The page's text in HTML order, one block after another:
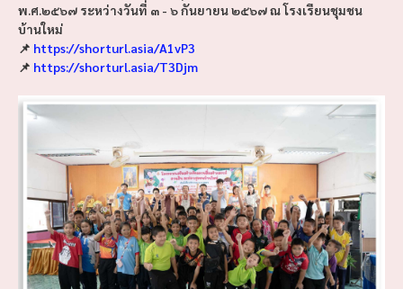
พ.ศ.๒๕๖๗ ระหว่างวันที่ ๓ - ๖ กันยายน ๒๕๖๗ ณ โรงเรียนชุมชน
บ้านใหม่
📌 https://shorturl.asia/A1vP3
📌 https://shorturl.asia/T3Djm